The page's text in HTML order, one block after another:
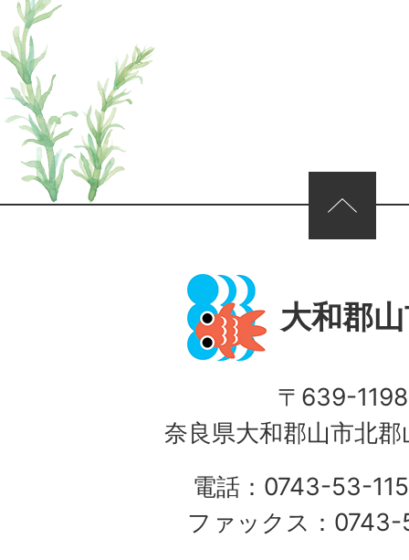
ページの先頭へ
大和郡
〒639-1198
奈良県大和郡山市北
電話：0743-53-
ファックス：